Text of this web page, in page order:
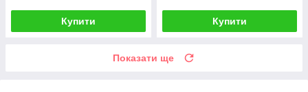
Купити Купити
Показати ще